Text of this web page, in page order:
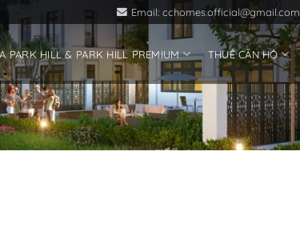
Email: cchomes.official@gmail.com
PARK HILL & PARK HILL PREMIUM THUÊ CĂN HỘ